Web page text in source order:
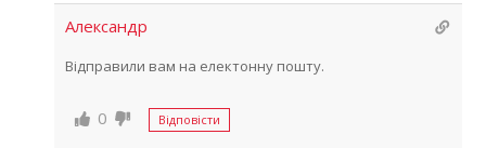
Александр
Відправили вам на електонну пошту.
0 Відповісти